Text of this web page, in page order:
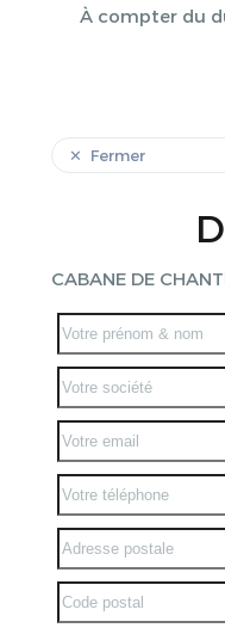
À compter du
Fermer
CABANE DE